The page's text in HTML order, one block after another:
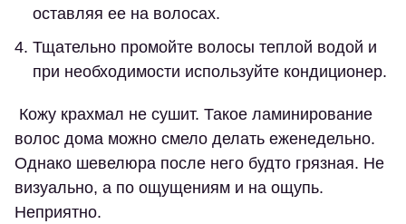
оставляя ее на волосах.
Тщательно промойте волосы теплой водой и
при необходимости используйте кондиционер.
Кожу крахмал не сушит. Такое ламинирование
волос дома можно смело делать еженедельно.
Однако шевелюра после него будто грязная. Не
визуально, а по ощущениям и на ощупь.
Неприятно.